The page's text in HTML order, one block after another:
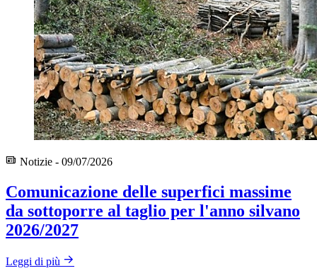
Notizie - 09/07/2026
Comunicazione delle superfici massime
da sottoporre al taglio per l'anno silvano
2026/2027
Leggi di più